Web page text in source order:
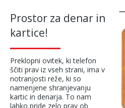
Prostor za denar in
kartice!
Preklopni ovitek, ki telefon
ščiti prav iz vseh strani, ima v
notranjosti reže, ki so
namenjene shranjevanju
kartic in denarja. To nam
lahko pride zelo prav ob